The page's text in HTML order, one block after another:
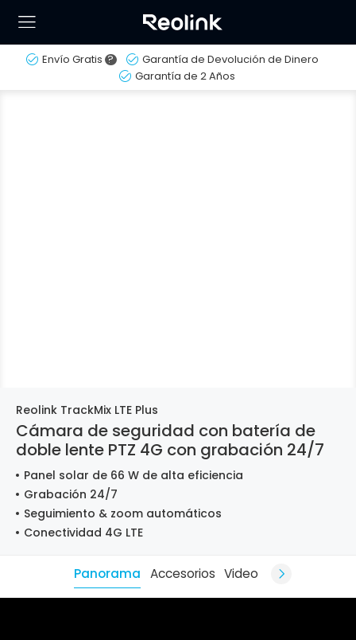
Envío Gratis ?
Garantía de Devolución de Dinero
Garantía de 2 Años
Reolink TrackMix LTE Plus
Cámara de seguridad con batería de
doble lente PTZ 4G con grabación 24/7
Panel solar de 66 W de alta eficiencia
Grabación 24/7
Seguimiento & zoom automáticos
Conectividad 4G LTE
Panorama Accesorios Video